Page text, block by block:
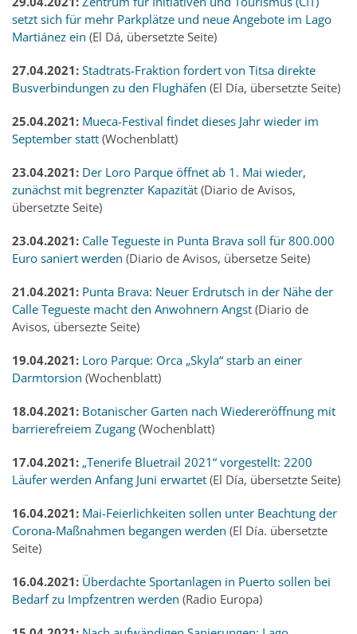
setzt sich für mehr Parkplätze und neue Angebote im Lago
Martiánez ein (El Dá, übersetzte Seite)
27.04.2021: Stadtrats-Fraktion fordert von Titsa direkte
Busverbindungen zu den Flughäfen (El Día, übersetzte Seite)
25.04.2021: Mueca-Festival findet dieses Jahr wieder im
September statt(Wochenblatt)
23.04.2021: Der Loro Parque öffnet ab 1. Mai wieder,
zunächst mit begrenzter Kapazität (Diario de Avisos,
übersetzte Seite)
23.04.2021: Calle Tegueste in Punta Brava soll für 800.000
Euro saniert werden (Diario de Avisos, übersetze Seite)
21.04.2021: Punta Brava: Neuer Erdrutsch in der Nähe der
Calle Tegueste macht den Anwohnern Angst(Diario de
Avisos, übersezte Seite)
19.04.2021: Loro Parque: Orca „Skyla“ starb an einer
Darmtorsion (Wochenblatt)
18.04.2021: Botanischer Garten nach Wiedereröffnung mit
barrierefreiem Zugang(Wochenblatt)
17.04.2021: „Tenerife Bluetrail 2021“ vorgestellt: 2200
Läufer werden Anfang Juni erwartet(El Día, übersetzte Seite)
16.04.2021: Mai-Feierlichkeiten sollen unter Beachtung der
Corona-Maßnahmen begangen werden (El Día. übersetzte
Seite)
16.04.2021: Überdachte Sportanlagen in Puerto sollen bei
Bedarf zu Impfzentren werden (Radio Europa)